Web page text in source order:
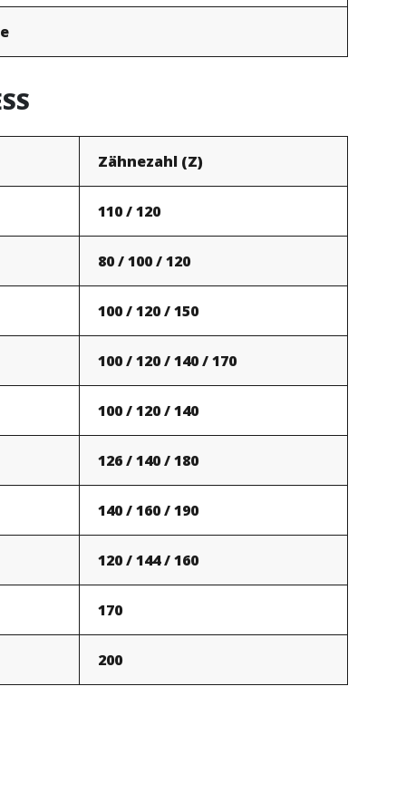
Zähnezahl (Z)
110 / 120
80 / 100 / 120
100 / 120 / 150
100 / 120 / 140 / 170
100 / 120 / 140
126 / 140 / 180
140 / 160 / 190
120 / 144 / 160
170
200